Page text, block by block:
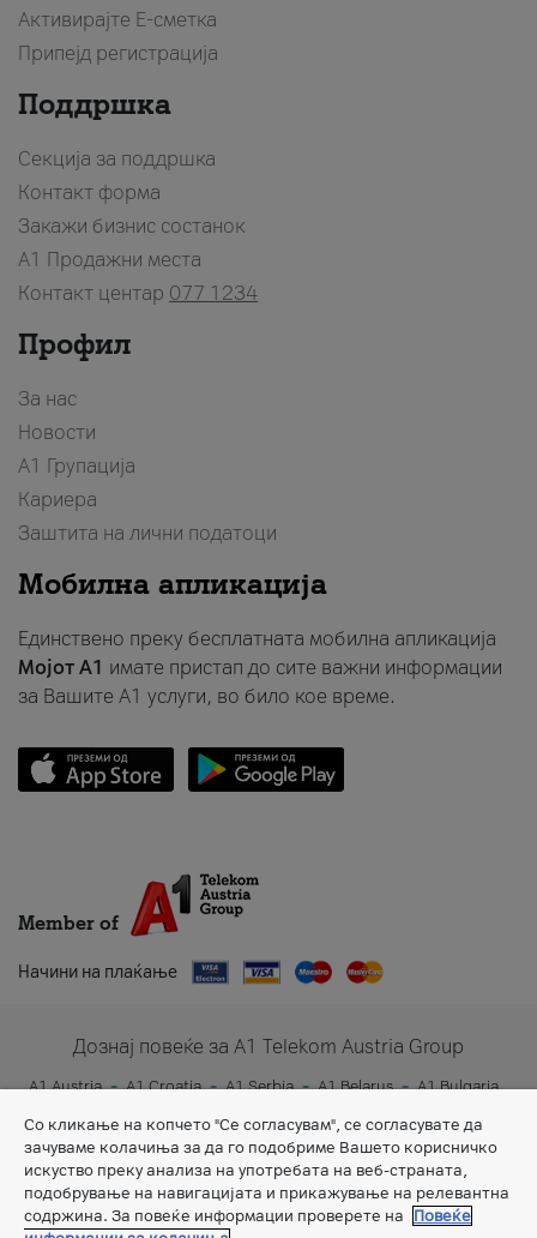
Активирајте Е-сметка
Припејд регистрација
Поддршка
Секција за поддршка
Контакт форма
Закажи бизнис состанок
A1 Продажни места
Контакт центар 077 1234
Профил
За нас
Новости
А1 Групација
Кариера
Заштита на лични податоци
Мобилна апликација
Единствено преку бесплатната мобилна апликација
Мојот A1 имате пристап до сите важни информации
за Вашите A1 услуги, во било кое време.
Member of
Начини на плаќање
Дознај повеќе за A1 Telekom Austria Group
A1 Austria A1 Croatia A1 Serbia A1 Belarus
A1 Bulgaria
Со кликање на копчето "Се согласувам", се согласувате да
зачуваме колачиња за да го подобриме Вашето корисничко
искуство преку анализа на употребата на веб-страната,
подобрување на навигацијата и прикажување на релевантна
содржина. За повеќе информации проверете на
Повеќе